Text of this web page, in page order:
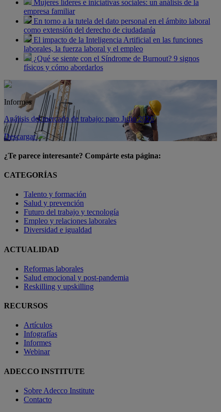
Mujeres líderes e iniciativas sociales: un análisis de la
empresa familiar
En torno a la tutela del dato personal en el ámbito laboral
como extensión del derecho de ciudadanía
El impacto de la Inteligencia Artificial en las funciones
laborales, la fuerza laboral y el empleo
¿Qué se siente con el Síndrome de Burnout? 9 signos
físicos y cómo abordarlos
Informes
Análisis del mercado de trabajo: paro Julio 2026
Descargar
¿Te parece interesante? Compárte esta página:
CATEGORÍAS
Talento y formación
Salud y prevención
Futuro del trabajo y tecnología
Empleo y relaciones laborales
Diversidad e igualdad
ACTUALIDAD
Reformas laborales
Salud emocional y post-pandemia
Reskilling y upskilling
RECURSOS
Artículos
Infografías
Informes
Webinar
ADECCO INSTITUTE
Sobre Adecco Institute
Contacto